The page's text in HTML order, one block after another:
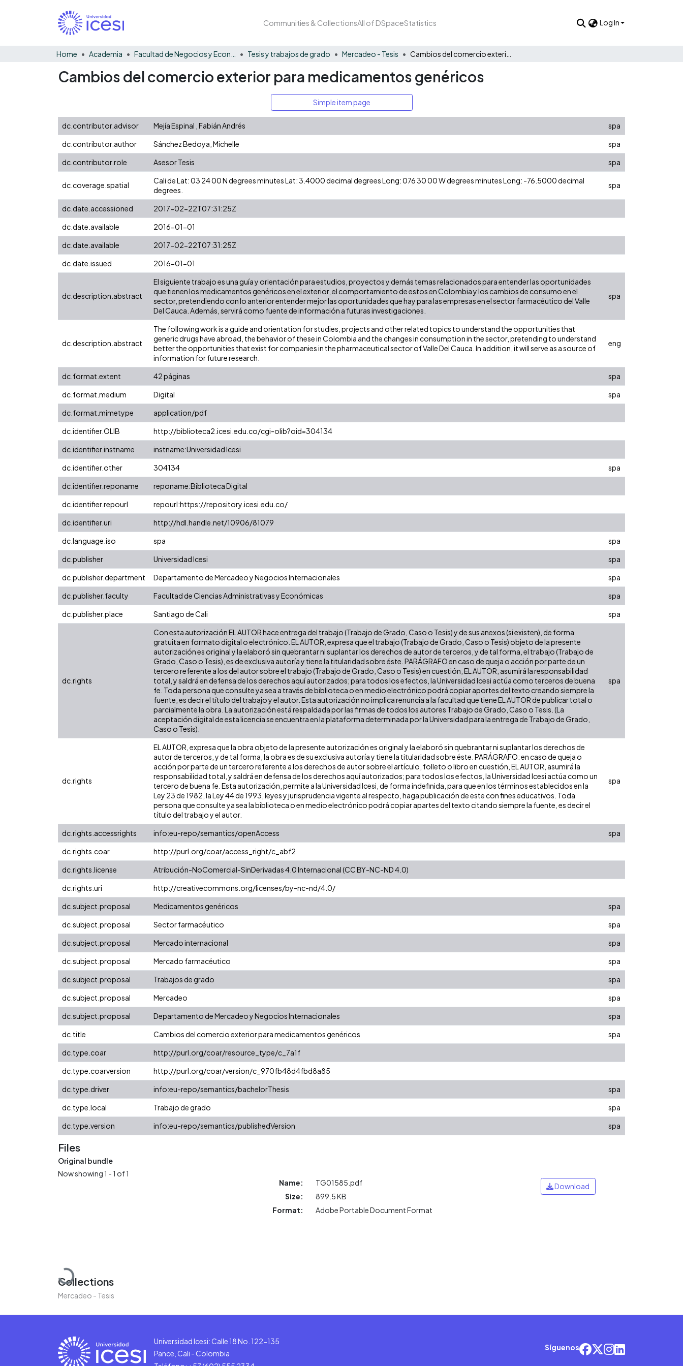
Communities & CollectionsAll of DSpaceStatistics Log In
Home Academia Tesis y trabajos de grado Mercadeo - Tesis
Cambios del comercio exterior para medicamentos genéricos
Simple item page
dc.contributor.advisor Mejía Espinal , Fabián Andrés
spa
dc.contributor.author
Sánchez Bedoya, Michelle
spa
dc.contributor.role
Asesor Tesis spa
dc.coverage.spatial
Cali de Lat: 03 24 00 N degrees minutes Lat: 3.4000 decimal degrees Long: 076 30 00 W degrees minutes Long: -76.5000 decimal
degrees.
spa
dc.date.accessioned
2017-02-22T07:31:25Z
dc.date.available
2016-01-01
dc.date.available
2017-02-22T07:31:25Z
dc.date.issued
2016-01-01
dc.description.abstract
El siguiente trabajo es una guía y orientación para estudios, proyectos y demás temas relacionados para entender las oportunidades
que tienen los medicamentos genéricos en el exterior, el comportamiento de estos en Colombia y los cambios de consumo en el
sector, pretendiendo con lo anterior entender mejor las oportunidades que hay para las empresas en el sector farmacéutico del Valle
Del Cauca. Además, servirá como fuente de información a futuras investigaciones.
spa
dc.description.abstract
The following work is a guide and orientation for studies, projects and other related topics to understand the opportunities that
generic drugs have abroad, the behavior of these in Colombia and the changes in consumption in the sector, pretending to understand
better the opportunities that exist for companies in the pharmaceutical sector of Valle Del Cauca. In addition, it will serve as a source of
information for future research.
eng
dc.format.extent 42 páginas
spa
dc.format.medium
Digital
spa
dc.format.mimetype
application/pdf
dc.identifier.OLIB
http://biblioteca2.icesi.edu.co/cgi-olib?oid=304134
dc.identifier.instname
instname:Universidad Icesi
dc.identifier.other
304134
spa
dc.identifier.reponame
reponame:Biblioteca Digital
dc.identifier.repourl
repourl:https://repository.icesi.edu.co/
dc.identifier.uri
http://hdl.handle.net/10906/81079
dc.language.iso
spa
spa
dc.publisher
Universidad Icesi
spa
dc.publisher.department
Departamento de Mercadeo y Negocios Internacionales
spa
dc.publisher.faculty
Facultad de Ciencias Administrativas y Económicas
spa
dc.publisher.place
Santiago de Cali spa
dc.rights
Con esta autorización EL AUTOR hace entrega del trabajo (Trabajo de Grado, Caso o Tesis) y de sus anexos (si existen), de forma
gratuita en formato digital o electrónico. EL AUTOR, expresa que el trabajo (Trabajo de Grado, Caso o Tesis) objeto de la presente
autorización es original y la elaboró sin quebrantar ni suplantar los derechos de autor de terceros, y de tal forma, el trabajo (Trabajo de
Grado, Caso o Tesis), es de exclusiva autoría y tiene la titularidad sobre éste. PARÁGRAFO en caso de queja o acción por parte de un
tercero referente a los del autor sobre el trabajo (Trabajo de Grado, Caso o Tesis) en cuestión, EL AUTOR, asumirá la responsabilidad
total, y saldrá en defensa de los derechos aquí autorizados; para todos los efectos, la Universidad Icesi actúa como terceros de buena
fe. Toda persona que consulte ya sea a través de biblioteca o en medio electrónico podrá copiar aportes del texto creando siempre la
fuente, es decir el título del trabajo y el autor. Esta autorización no implica renuncia a la facultad que tiene EL AUTOR de publicar total o
parcialmente la obra. La autorización está respaldada por las firmas de todos los autores Trabajo de Grado, Caso o Tesis. (La
aceptación digital de esta licencia se encuentra en la plataforma determinada por la Universidad para la entrega de Trabajo de Grado,
Caso o Tesis).
spa
dc.rights
EL AUTOR, expresa que la obra objeto de la presente autorización es original y la elaboró sin quebrantar ni suplantar los derechos de
autor de terceros, y de tal forma, la obra es de su exclusiva autoría y tiene la titularidad sobre éste. PARÁGRAFO: en caso de queja o
acción por parte de un tercero referente a los derechos de autor sobre el artículo, folleto o libro en cuestión, EL AUTOR, asumirá la
responsabilidad total, y saldrá en defensa de los derechos aquí autorizados; para todos los efectos, la Universidad Icesi actúa como un
tercero de buena fe. Esta autorización, permite a la Universidad Icesi, de forma indefinida, para que en los términos establecidos en la
Ley 23 de 1982, la Ley 44 de 1993, leyes y jurisprudencia vigente al respecto, haga publicación de este con fines educativos. Toda
persona que consulte ya sea la biblioteca o en medio electrónico podrá copiar apartes del texto citando siempre la fuente, es decir el
título del trabajo y el autor.
spa
dc.rights.accessrights info:eu-repo/semantics/openAccess
spa
dc.rights.coar
http://purl.org/coar/access_right/c_abf2
dc.rights.license
Atribución-NoComercial-SinDerivadas 4.0 Internacional (CC BY-NC-ND 4.0)
dc.rights.uri
http://creativecommons.org/licenses/by-nc-nd/4.0/
dc.subject.proposal
Medicamentos genéricos
spa
dc.subject.proposal
Sector farmacéutico
spa
dc.subject.proposal
Mercado internacional
spa
dc.subject.proposal
Mercado farmacéutico
spa
dc.subject.proposal
Trabajos de grado
spa
dc.subject.proposal
Mercadeo
spa
dc.subject.proposal
Departamento de Mercadeo y Negocios Internacionales
spa
dc.title
Cambios del comercio exterior para medicamentos genéricos
spa
dc.type.coar
http://purl.org/coar/resource_type/c_7a1f
dc.type.coarversion
http://purl.org/coar/version/c_970fb48d4fbd8a85
dc.type.driver
info:eu-repo/semantics/bachelorThesis
spa
dc.type.local
Trabajo de grado
spa
dc.type.version
info:eu-repo/semantics/publishedVersion spa
Files
Original bundle
Now showing1 - 1 of 1
Loading...
Name:
TG01585.pdf
Size:
899.5 KB
Format:
Adobe Portable Document Format
Download
Collections
Mercadeo - Tesis
Universidad Icesi: Calle 18 No. 122-135
Pance, Cali - Colombia
Síguenos